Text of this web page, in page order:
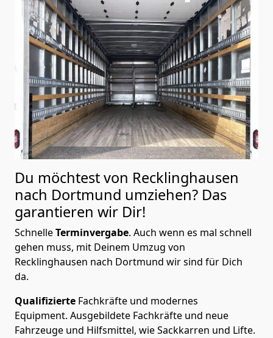
Du möchtest von Recklinghausen
nach Dortmund umziehen? Das
garantieren wir Dir!
SchnelleTerminvergabe. Auch wenn es mal schnell
gehen muss, mit Deinem Umzug von
Recklinghausen nach Dortmund wir sind für Dich
da.
Qualifizierte Fachkräfte und modernes
Equipment. Ausgebildete Fachkräfte und neue
Fahrzeuge und Hilfsmittel, wie Sackkarren und Lifte.